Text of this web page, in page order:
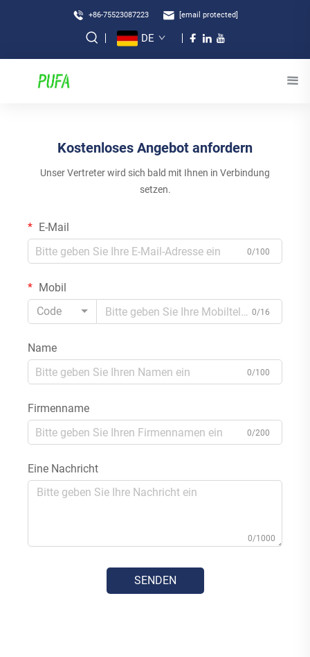
+86-75523087223 [email protected]
DE
Kostenloses Angebot anfordern
Unser Vertreter wird sich bald mit Ihnen in Verbindung
setzen.
E-Mail
0/100
Mobil
Code
0/16
Name
0/100
Firmenname
0/200
Eine Nachricht
0/1000
SENDEN